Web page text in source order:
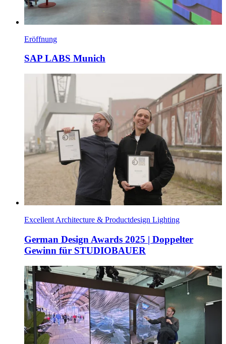
Eröffnung
SAP LABS Munich
Excellent Architecture & Productdesign Lighting
German Design Awards 2025 | Doppelter
Gewinn für STUDIOBAUER